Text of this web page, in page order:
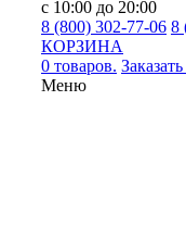
с 10:00 до 20:00
8 (800) 302-77-06 8
КОРЗИНА
0 товаров.
Меню